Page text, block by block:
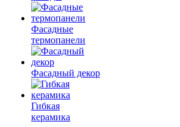
Фасадные
термопанели
Фасадный декор
Гибкая
керамика